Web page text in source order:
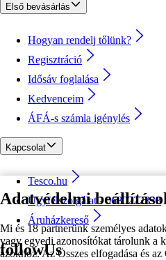
Adatvédelmi
Mi és 18 partnerünk személyes
vagy egyedi azonosítókat tárolunk a
azokhoz. Az Összes elfogadása és
Első bevásárlás
Hogyan rendelj tőlünk?
Regisztráció
Idősáv foglalása
Kedvenceim
ÁFÁ-s számla igénylés
Kapcsolat
Tesco.hu
Ügyfélszolgálat - 0680222333
Áruházkereső
followUs